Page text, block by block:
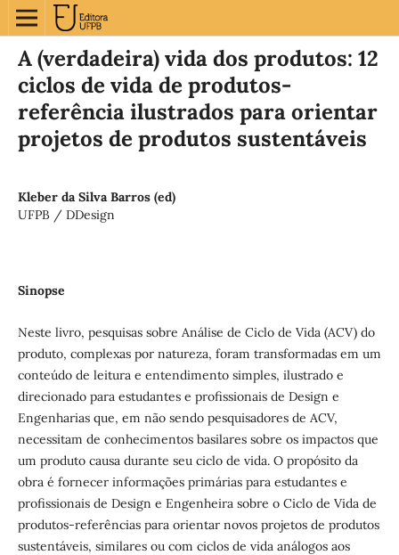
A (verdadeira) vida dos produtos: 12
ciclos de vida de produtos-
referência ilustrados para orientar
projetos de produtos sustentáveis
Kleber da Silva Barros (ed)
UFPB / DDesign
Sinopse
Neste livro, pesquisas sobre Análise de Ciclo de Vida (ACV) do
produto, complexas por natureza, foram transformadas em um
conteúdo de leitura e entendimento simples, ilustrado e
direcionado para estudantes e profissionais de Design e
Engenharias que, em não sendo pesquisadores de ACV,
necessitam de conhecimentos basilares sobre os impactos que
um produto causa durante seu ciclo de vida. O propósito da
obra é fornecer informações primárias para estudantes e
profissionais de Design e Engenheira sobre o Ciclo de Vida de
produtos-referências para orientar novos projetos de produtos
sustentáveis, similares ou com ciclos de vida análogos aos